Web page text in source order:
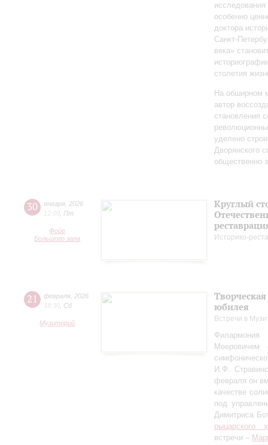
особенно
доктора
века»
столетия
На обширном
автор
становления
уделено
Дворянского
общественно
30 января 2026
12:00 Пт
Фойе
Большого зала
Круглый
Историко-
21 февраля 2026
18:30 Сб
Музиторий
юбилея
Встречи в
Мееровичем
И.Ф.
февраля он
качестве
под
Димитриса
рыцарского
встречи –